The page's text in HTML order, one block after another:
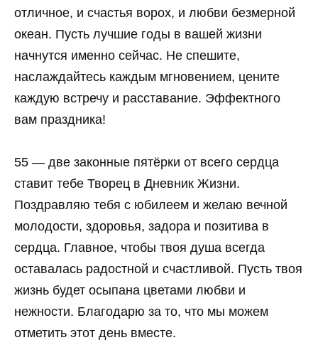
отличное, и счастья ворох, и любви безмерной
океан. Пусть лучшие годы в вашей жизни
начнутся именно сейчас. Не спешите,
наслаждайтесь каждым мгновением, цените
каждую встречу и расставание. Эффектного
вам праздника!
55 — две законные пятёрки от всего сердца
ставит тебе Творец в Дневник Жизни.
Поздравляю тебя с юбилеем и желаю вечной
молодости, здоровья, задора и позитива в
сердца. Главное, чтобы твоя душа всегда
оставалась радостной и счастливой. Пусть твоя
жизнь будет осыпана цветами любви и
нежности. Благодарю за то, что мы можем
отметить этот день вместе.